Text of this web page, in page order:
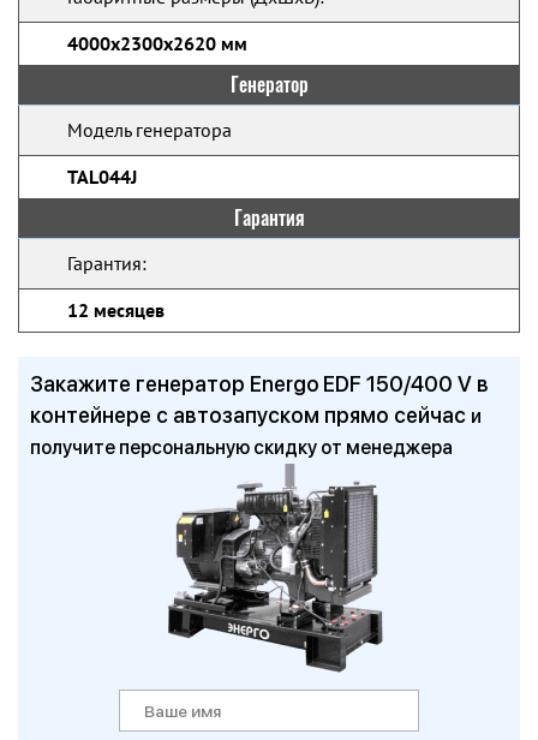
4000х2300х2620 мм
Генератор
Модель генератора
TAL044J
Гарантия
Гарантия:
12 месяцев
Закажите генератор Energo EDF 150/400 V в
контейнере с автозапуском прямо сейчас и
получите персональную скидку от менеджера